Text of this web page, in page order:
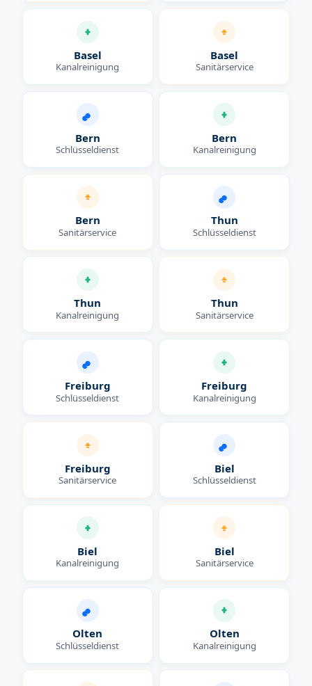
Basel
Kanalreinigung
Basel
Sanitärservice
Bern
Schlüsseldienst
Bern
Kanalreinigung
Bern
Sanitärservice
Thun
Schlüsseldienst
Thun
Kanalreinigung
Thun
Sanitärservice
Freiburg
Schlüsseldienst
Freiburg
Kanalreinigung
Freiburg
Sanitärservice
Biel
Schlüsseldienst
Biel
Kanalreinigung
Biel
Sanitärservice
Olten
Schlüsseldienst
Olten
Kanalreinigung